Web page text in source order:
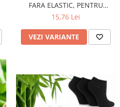
FARA ELASTIC, PENTRU
DIABETICI
15,76 Lei
VEZI VARIANTE